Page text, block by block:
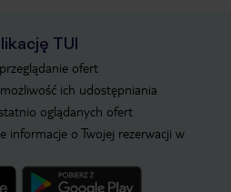
TUI
ofert
ich udostępniania
oglądanych ofert
informacje o Twojej rezerwacji w